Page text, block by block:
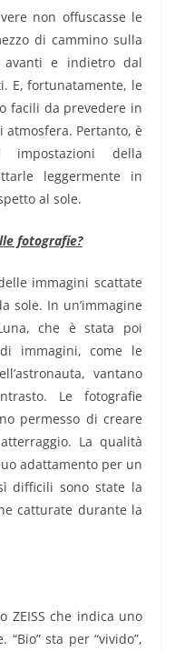
non offuscasse le
di cammino sulla
avanti e indietro dal
E, fortunatamente, le
facili da prevedere in
atmosfera. Pertanto, è
della
leggermente in
al sole.
fotografie?
immagini scattate
sole. In un’immagine
che è stata poi
immagini, come le
vantano
Le fotografie
permesso di creare
La qualità
adattamento per un
difficili sono state la
catturate durante la
ZEISS che indica uno
sta per “vivido”,